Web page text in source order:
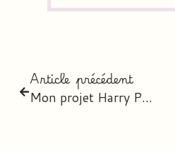
Article précédent
Mon projet Harry Potter